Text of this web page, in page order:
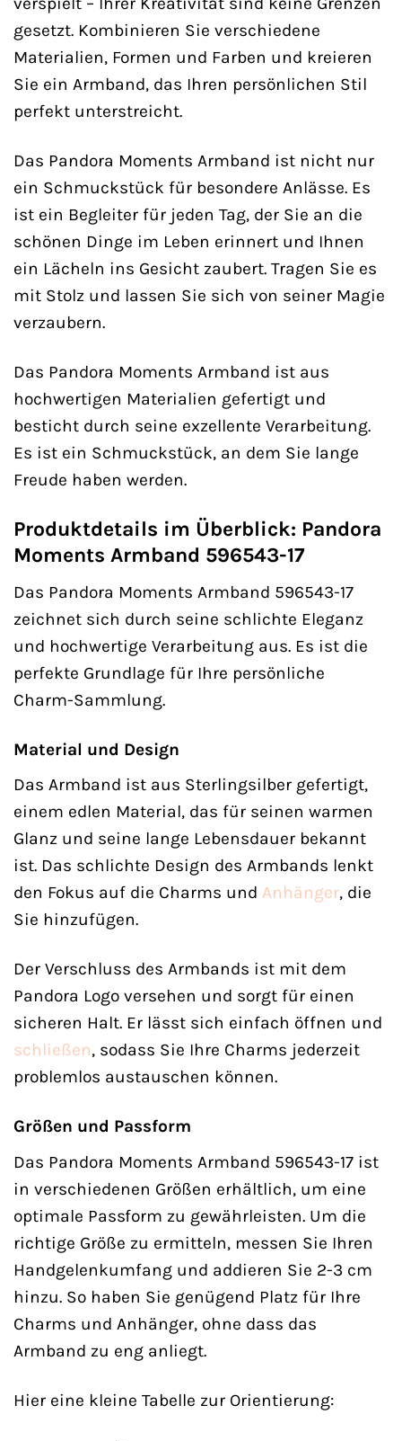
gesetzt. Kombinieren Sie verschiedene
Materialien, Formen und Farben und kreieren
Sie ein Armband, das Ihren persönlichen Stil
perfekt unterstreicht.
Das Pandora Moments Armband ist nicht nur
ein Schmuckstück für besondere Anlässe. Es
ist ein Begleiter für jeden Tag, der Sie an die
schönen Dinge im Leben erinnert und Ihnen
ein Lächeln ins Gesicht zaubert. Tragen Sie es
mit Stolz und lassen Sie sich von seiner Magie
verzaubern.
Das Pandora Moments Armband ist aus
hochwertigen Materialien gefertigt und
besticht durch seine exzellente Verarbeitung.
Es ist ein Schmuckstück, an dem Sie lange
Freude haben werden.
Produktdetails im Überblick: Pandora
Moments Armband 596543-17
Das Pandora Moments Armband 596543-17
zeichnet sich durch seine schlichte Eleganz
und hochwertige Verarbeitung aus. Es ist die
perfekte Grundlage für Ihre persönliche
Charm-Sammlung.
Material und Design
Das Armband ist aus Sterlingsilber gefertigt,
einem edlen Material, das für seinen warmen
Glanz und seine lange Lebensdauer bekannt
ist. Das schlichte Design des Armbands lenkt
den Fokus auf die Charms und Anhänger, die
Sie hinzufügen.
Der Verschluss des Armbands ist mit dem
Pandora Logo versehen und sorgt für einen
sicheren Halt. Er lässt sich einfach öffnen und
schließen, sodass Sie Ihre Charms jederzeit
problemlos austauschen können.
Größen und Passform
Das Pandora Moments Armband 596543-17 ist
in verschiedenen Größen erhältlich, um eine
optimale Passform zu gewährleisten. Um die
richtige Größe zu ermitteln, messen Sie Ihren
Handgelenkumfang und addieren Sie 2-3 cm
hinzu. So haben Sie genügend Platz für Ihre
Charms und Anhänger, ohne dass das
Armband zu eng anliegt.
Hier eine kleine Tabelle zur Orientierung: